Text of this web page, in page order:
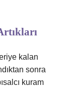
kalan
sonra
kuram